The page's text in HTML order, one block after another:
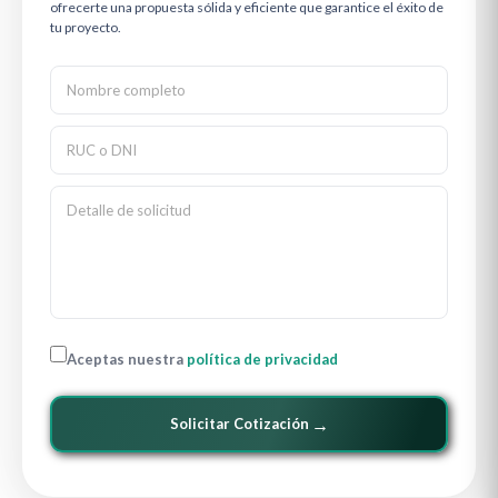
ofrecerte una propuesta sólida y eficiente que garantice el éxito de
tu proyecto.
Aceptas nuestra política de privacidad
Solicitar Cotización →